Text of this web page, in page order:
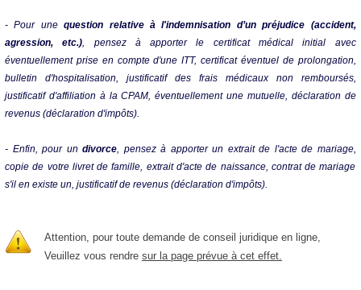
- Pour unequestion relative à l'indemnisation d’un préjudice (accident,
agression, etc.) , pensez à apporter le certificat médical initial avec
éventuellement prise en compte d'une ITT, certificat éventuel de prolongation,
bulletin d'hospitalisation, justificatif des frais médicaux non remboursés,
justificatif d'affiliation à la CPAM, éventuellement une mutuelle, déclaration de
revenus (déclaration d'impôts).
- Enfin, pour un divorce , pensez à apporter un extrait de l'acte de mariage,
copie de votre livret de famille, extrait d'acte de naissance, contrat de mariage
s'il en existe un, justificatif de revenus (déclaration d'impôts).
Attention, pour toute demande de conseil juridique en ligne,
Veuillez vous rendre sur la page prévue à cet effet